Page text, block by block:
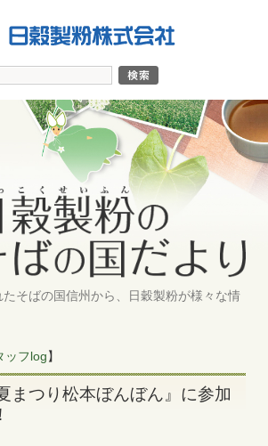
そばの国信州から、日穀製粉が様々な情
ッフlog】
まつり松本ぼんぼん』に参加